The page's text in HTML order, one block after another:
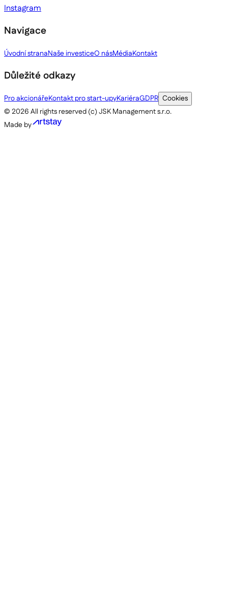
Instagram
Navigace
Úvodní stranaNaše investiceO násMédiaKontakt
Důležité odkazy
Pro akcionářeKontakt pro start-upyKariéraGDPR Cookies
© 2026 All rights reserved (c) JSK Management s.r.o.
Made by